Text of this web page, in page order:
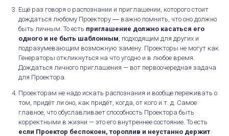
Ещё раз говоря о распознании и приглашении, которого стоит
дождаться любому Проектору ― важно помнить, что оно должно
быть личным. То есть приглашение должно касаться его
одного и не быть шаблонным , подходящим для других и
подразумевающим возможную замену. Проекторы не могут как
Генераторы откликнуться на что угодно и в любое время.
Дождаться личного приглашения — вот первоочередная задача
для Проектора.
Проекторам не надо искать распознания и вообще переживать о
том, придёт ли оно, как придёт, когда, от кого и т. д. Самое
главное, что обуславливает способность Проектора быть
корректными в жизни — это его внутреннее состояние. То есть
если Проектор беспокоен, тороплив и неустанно держит